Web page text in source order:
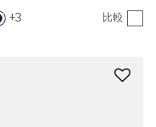
3 比較